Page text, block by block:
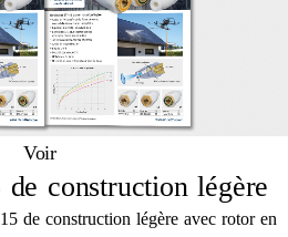
Voir
de construction légère
de construction légère avec rotor en